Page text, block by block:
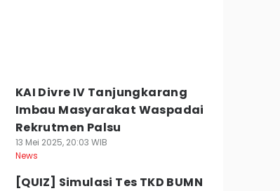
KAI Divre IV Tanjungkarang
Imbau Masyarakat Waspadai
Rekrutmen Palsu
13 Mei 2025, 20:03 WIB
News
[QUIZ] Simulasi Tes TKD BUMN